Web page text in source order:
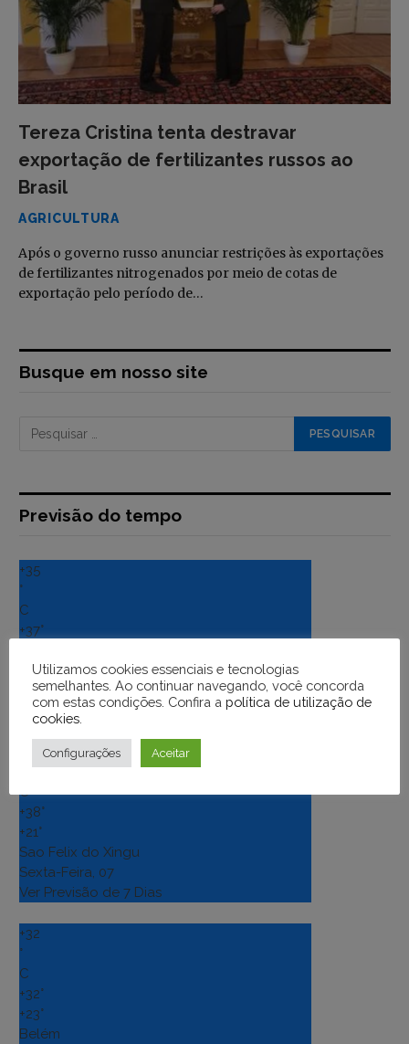
Tereza Cristina tenta destravar
exportação de fertilizantes russos ao
Brasil
AGRICULTURA
Após o governo russo anunciar restrições às exportações
de fertilizantes nitrogenados por meio de cotas de
exportação pelo período de…
Busque em nosso site
Previsão do tempo
+35
°
C
+37°
Altamira (Para)
Sexta-Feira, 07
Ver Previsão de 7 Dias
C
+38°
+21°
Sao Felix do Xingu
Sexta-Feira, 07
Ver Previsão de 7 Dias
+32
°
C
+32°
+23°
Belém
Utilizamos cookies essenciais e tecnologias
semelhantes. Ao continuar navegando, você concorda
com estas condições. Confira a política de utilização de
cookies
Configurações Aceitar